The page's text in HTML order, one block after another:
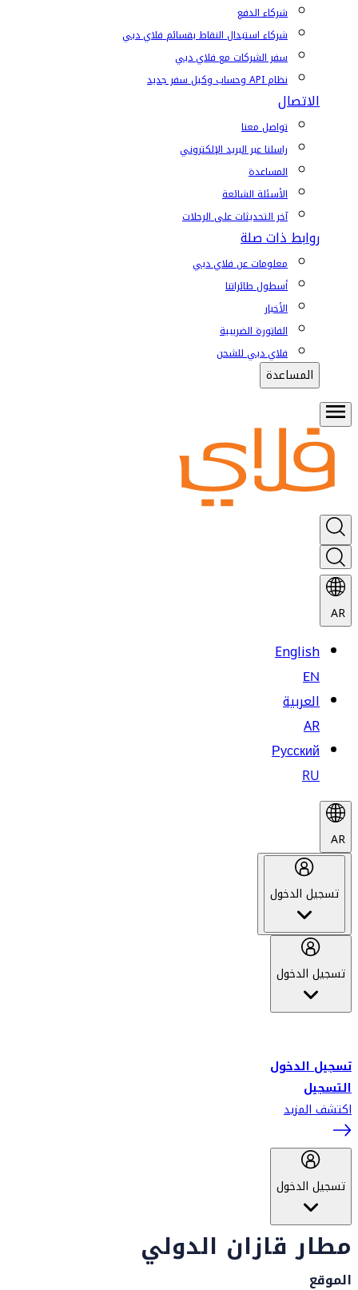
شركاء الدفع
شركاء استبدال النقاط بقسائم فلاي دبي
سفر الشركات مع فلاي دبي
نظام API وحساب وكيل سفر جديد
الاتصال
تواصل معنا
راسلنا عبر البريد الإلكتروني
المساعدة
الأسئلة الشائعة
آخر التحديثات على الرحلات
روابط ذات صلة
معلومات عن فلاي دبي
أسطول طائراتنا
الأخبار
الفاتورة الضريبية
فلاي دبي للشحن
المساعدة
AR
English
EN
العربية
AR
Русский
RU
AR
تسجيل الدخول
تسجيل الدخول
تسجيل الدخول
التسجيل
اكتشف المزيد
تسجيل الدخول
مطار قازان الدولي
الموقع